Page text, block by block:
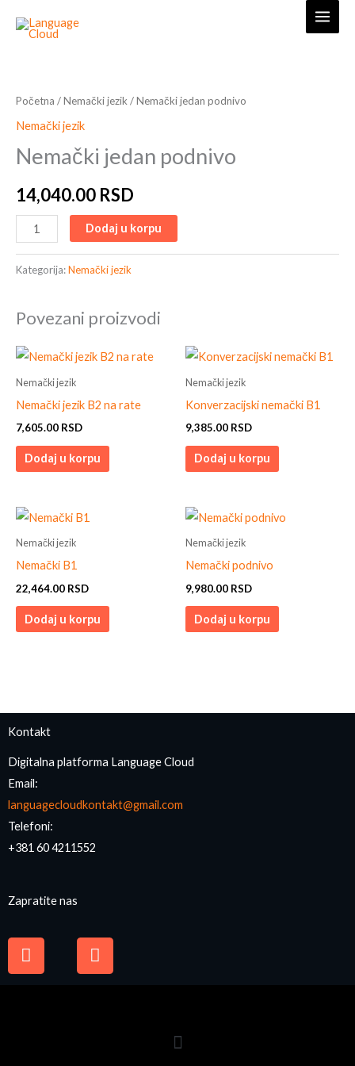
Početna /Nemački jezik / Nemački jedan podnivo
Nemački jezik
Nemački jedan podnivo
14,040.00 RSD
podnivo
količina
Dodaj u korpu
Kategorija:Nemački jezik
Povezani proizvodi
Nemački jezik
Nemački jezik B2 na rate
7,605.00 RSD
Dodaj u korpu
Nemački jezik
Konverzacijski nemački B1
9,385.00 RSD
Dodaj u korpu
Nemački jezik
Nemački B1
22,464.00 RSD
Dodaj u korpu
Nemački jezik
Nemački podnivo
9,980.00 RSD
Dodaj u korpu
Kontakt
Digitalna platforma Language Cloud
Email:
languagecloudkontakt@gmail.com
Telefoni:
+381 60 4211552
Zapratite nas
a
c
n
s